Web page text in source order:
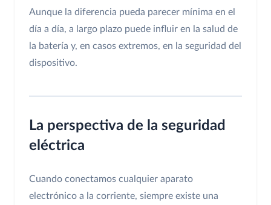
Aunque la diferencia pueda parecer mínima en el
día a día, a largo plazo puede influir en la salud de
la batería y, en casos extremos, en la seguridad del
dispositivo.
La perspectiva de la seguridad
eléctrica
Cuando conectamos cualquier aparato
electrónico a la corriente, siempre existe una